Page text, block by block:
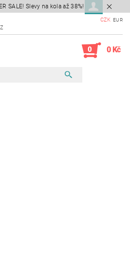
SALE! Slevy na kola až 38%!
CZK EUR
0 0 Kč